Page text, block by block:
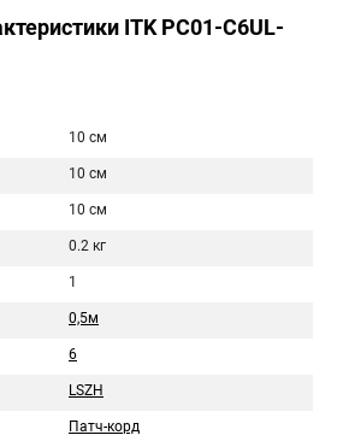
ITK PC01-C6UL-
10 см
10 см
10 см
0.2 кг
1
0,5м
6
LSZH
Патч-корд